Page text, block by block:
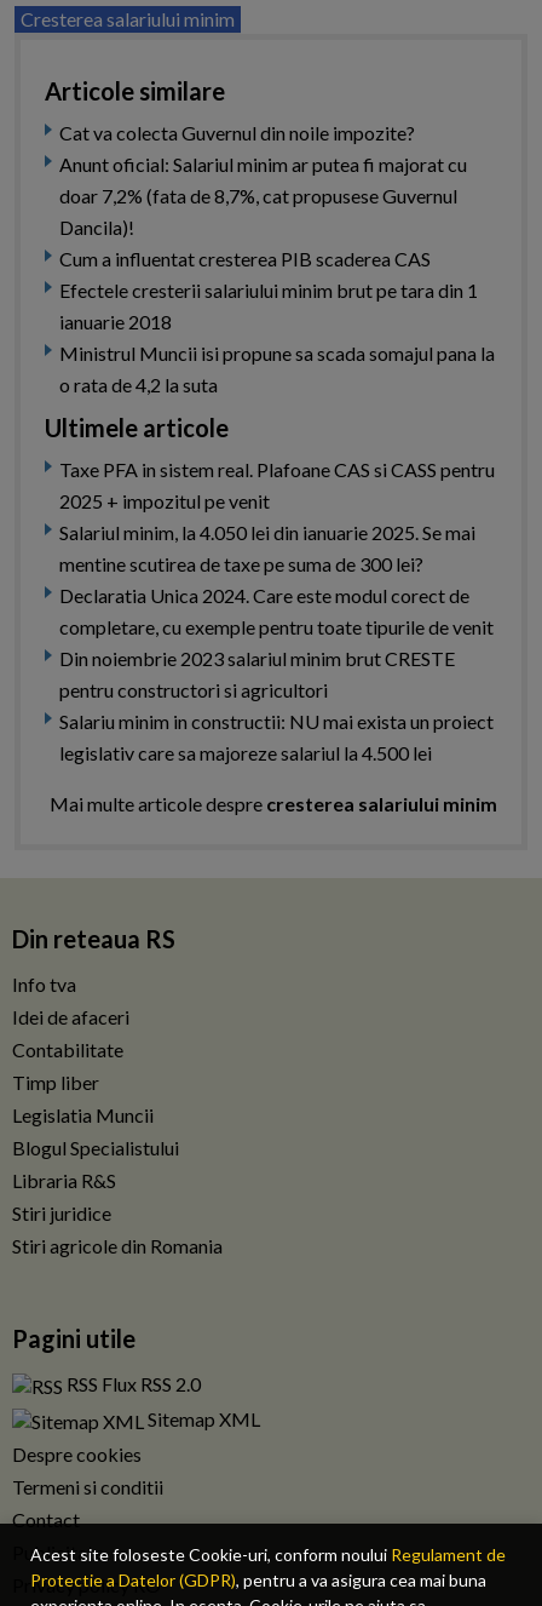
Acest site foloseste Cookie-uri, conform noului Regulament de
Protectie a Datelor (GDPR), pentru a va asigura cea mai buna
Cresterea salariului minim
Articole similare
Cat va colecta Guvernul din noile impozite?
Anunt oficial: Salariul minim ar putea fi majorat cu
doar 7,2% (fata de 8,7%, cat propusese Guvernul
Dancila)!
Cum a influentat cresterea PIB scaderea CAS
Efectele cresterii salariului minim brut pe tara din 1
ianuarie 2018
Ministrul Muncii isi propune sa scada somajul pana la
o rata de 4,2 la suta
Ultimele articole
Taxe PFA in sistem real. Plafoane CAS si CASS pentru
2025 + impozitul pe venit
Salariul minim, la 4.050 lei din ianuarie 2025. Se mai
mentine scutirea de taxe pe suma de 300 lei?
Declaratia Unica 2024. Care este modul corect de
completare, cu exemple pentru toate tipurile de venit
Din noiembrie 2023 salariul minim brut CRESTE
pentru constructori si agricultori
Salariu minim in constructii: NU mai exista un proiect
legislativ care sa majoreze salariul la 4.500 lei
Mai multe articole despre cresterea salariului minim
Din reteaua RS
Info tva
Idei de afaceri
Contabilitate
Timp liber
Legislatia Muncii
Blogul Specialistului
Libraria R&S
Stiri juridice
Stiri agricole din Romania
Pagini utile
RSS Flux RSS 2.0
Sitemap XML
Despre cookies
Termeni si conditii
Contact
Publicitate
Privacy policy RO